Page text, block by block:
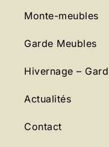
Monte-meubles
Garde Meubles
Hivernage –
Actualités
Contact